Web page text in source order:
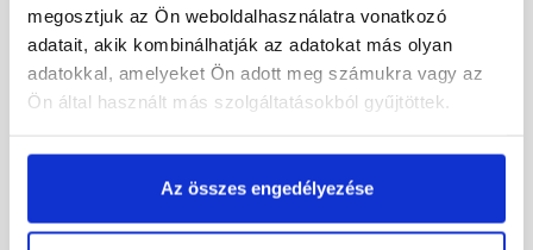
megosztjuk az Ön weboldalhasználatra vonatkozó
adatait, akik kombinálhatják az adatokat más olyan
adatokkal, amelyeket Ön adott meg számukra vagy az
Ön által használt más szolgáltatásokból gyűjtöttek.
Az összes engedélyezése
Masterplast
Masterplast